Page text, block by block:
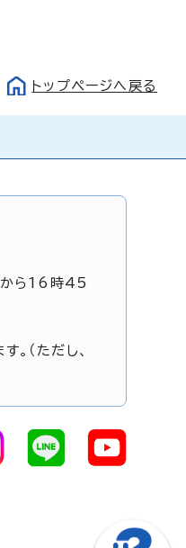
トップページへ戻る
から16時45
（ただし、